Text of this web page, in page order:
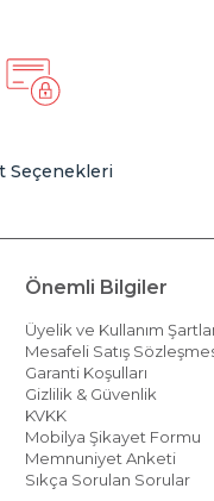
Seçenekleri
Önemli Bilgiler
Üyelik ve Kullanım
Mesafeli Satış
Garanti Koşulları
Gizlilik & Güvenlik
KVKK
Mobilya Şikayet Formu
Memnuniyet Anketi
Sıkça Sorulan Sorular